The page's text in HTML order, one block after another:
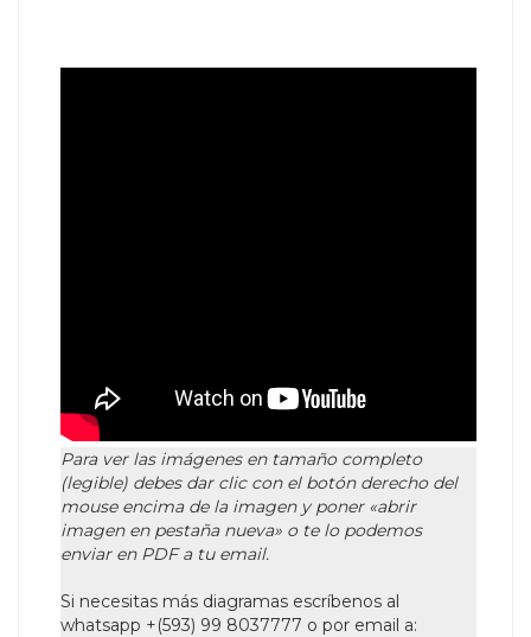
Para ver las imágenes en tamaño completo
(legible) debes dar clic con el botón derecho del
mouse encima de la imagen y poner «abrir
imagen en pestaña nueva» o te lo podemos
enviar en PDF a tu email.
Si necesitas más diagramas escríbenos al
whatsapp +(593) 99 8037777 o por email a: